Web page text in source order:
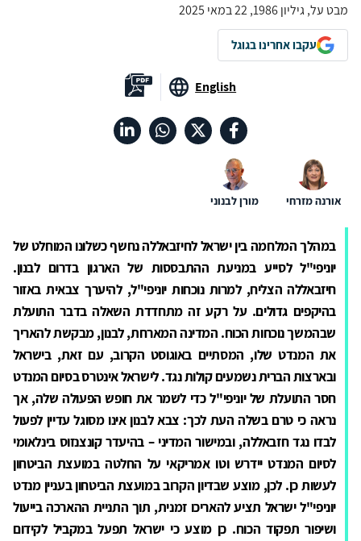
מבט על, גיליון 1986, 22 במאי 2025
עקבו אחרינו בגוגל
English
אורנה מזרחי מורן לבנוני
במהלך המלחמה בין ישראל לחיזבאללה נחשף כשלונו המוחלט של
יוניפי"ל לסייע במניעת ההתבססות של הארגון בדרום לבנון.
חיזבאללה הצליח, למרות נוכחות יוניפי"ל, להיערך צבאית באזור
בהיקפים גדולים. על רקע זה מתחדדת השאלה בדבר התועלת
שבהמשך נוכחות הכוח. המדינה המארחת, לבנון, מבקשת להאריך
את המנדט שלו, המסתיים באוגוסט הקרוב, עם זאת, בישראל
ובארצות הברית נשמעים קולות נגד. לישראל אינטרס בסיום המנדט
חסר התועלת של יוניפי"ל כדי לשמר את חופש הפעולה שלה, אך
נראה כי טרם בשלה העת לכך: צבא לבנון אינו מסוגל עדיין לפעול
לבדו נגד חזבאללה, ובמישור המדיני – בהיעדר קונצנזוס בינלאומי
לסיום המנדט יידרש וטו אמריקאי על החלטה במועצת הביטחון
לעשות כן. לכן, מוצע שבדיון הקרוב במועצת הביטחון בעניין מנדט
יוניפי"ל ישראל תציע להאריכו זמנית, תוך התניית ההארכה בייעול
ושיפור תפקוד הכוח. כן מוצע כי ישראל תפעל במקביל לקידום